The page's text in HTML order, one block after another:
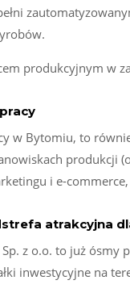
produkcyjnym w
w Bytomiu, to
produkcji
i e-
atrakcyjna
Sp. z o.o. to już
inwestycyjne na